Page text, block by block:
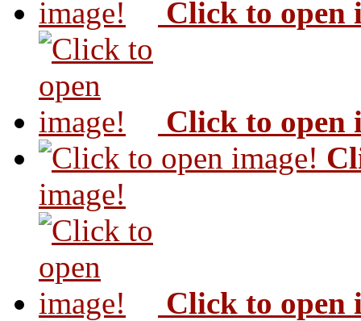
Click to open
Click to open
image!
Click to open